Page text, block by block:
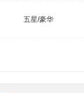
五星/豪华